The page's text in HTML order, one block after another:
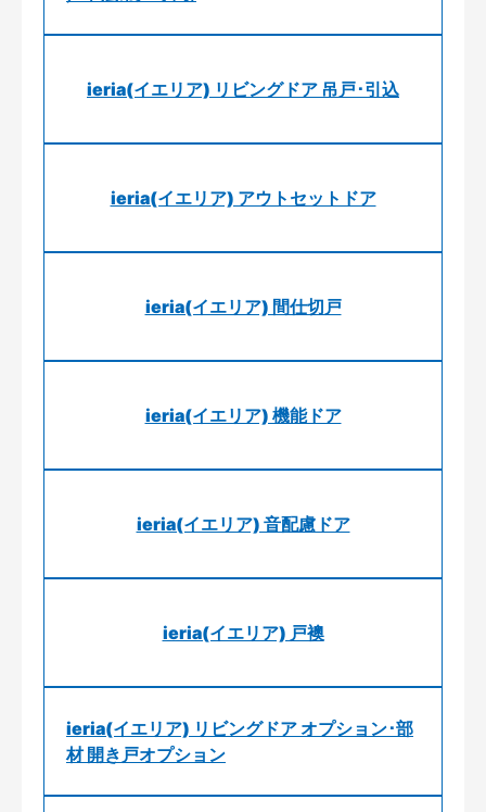
ieria(イエリア) リビングドア 吊戸･引込
ieria(イエリア) アウトセットドア
ieria(イエリア) 間仕切戸
ieria(イエリア) 機能ドア
ieria(イエリア) 音配慮ドア
ieria(イエリア) 戸襖
ieria(イエリア) リビングドア オプション･部
材 開き戸オプション